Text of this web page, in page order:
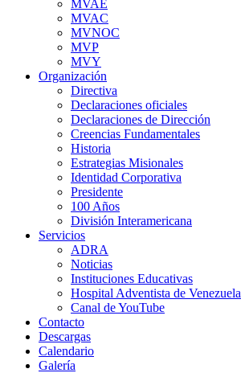
MVAE
MVAC
MVNOC
MVP
MVY
Organización
Directiva
Declaraciones oficiales
Declaraciones de Dirección
Creencias Fundamentales
Historia
Estrategias Misionales
Identidad Corporativa
Presidente
100 Años
División Interamericana
Servicios
ADRA
Noticias
Instituciones Educativas
Hospital Adventista de Venezuela
Canal de YouTube
Contacto
Descargas
Calendario
Galería